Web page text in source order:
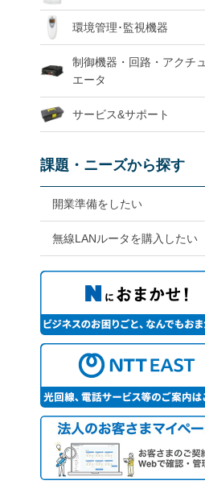
環境管理･監視機器
制御機器・回路・アクチュ
エータ
サービス&サポート
課題・ニーズから探す
開業準備をしたい
無線LANルータを購入したい